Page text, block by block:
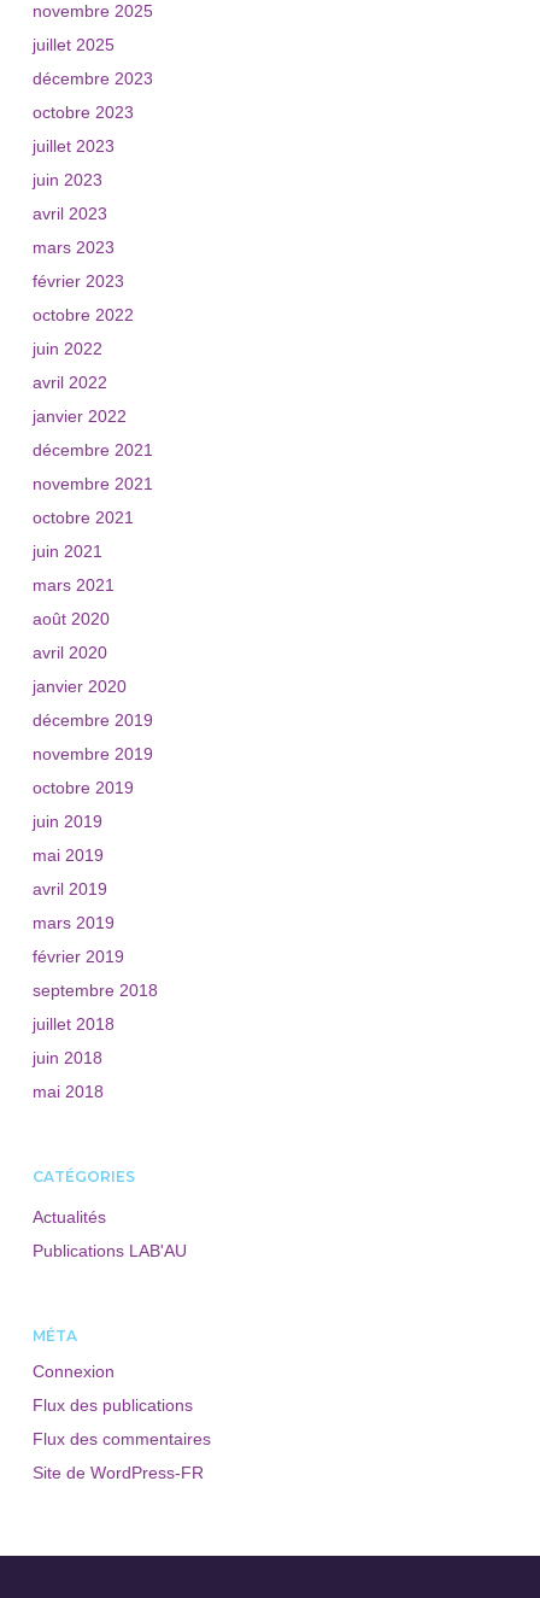
novembre 2025
juillet 2025
décembre 2023
octobre 2023
juillet 2023
juin 2023
avril 2023
mars 2023
février 2023
octobre 2022
juin 2022
avril 2022
janvier 2022
décembre 2021
novembre 2021
octobre 2021
juin 2021
mars 2021
août 2020
avril 2020
janvier 2020
décembre 2019
novembre 2019
octobre 2019
juin 2019
mai 2019
avril 2019
mars 2019
février 2019
septembre 2018
juillet 2018
juin 2018
mai 2018
CATÉGORIES
Actualités
Publications LAB'AU
MÉTA
Connexion
Flux des publications
Flux des commentaires
Site de WordPress-FR